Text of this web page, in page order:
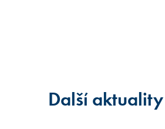
Další aktuality